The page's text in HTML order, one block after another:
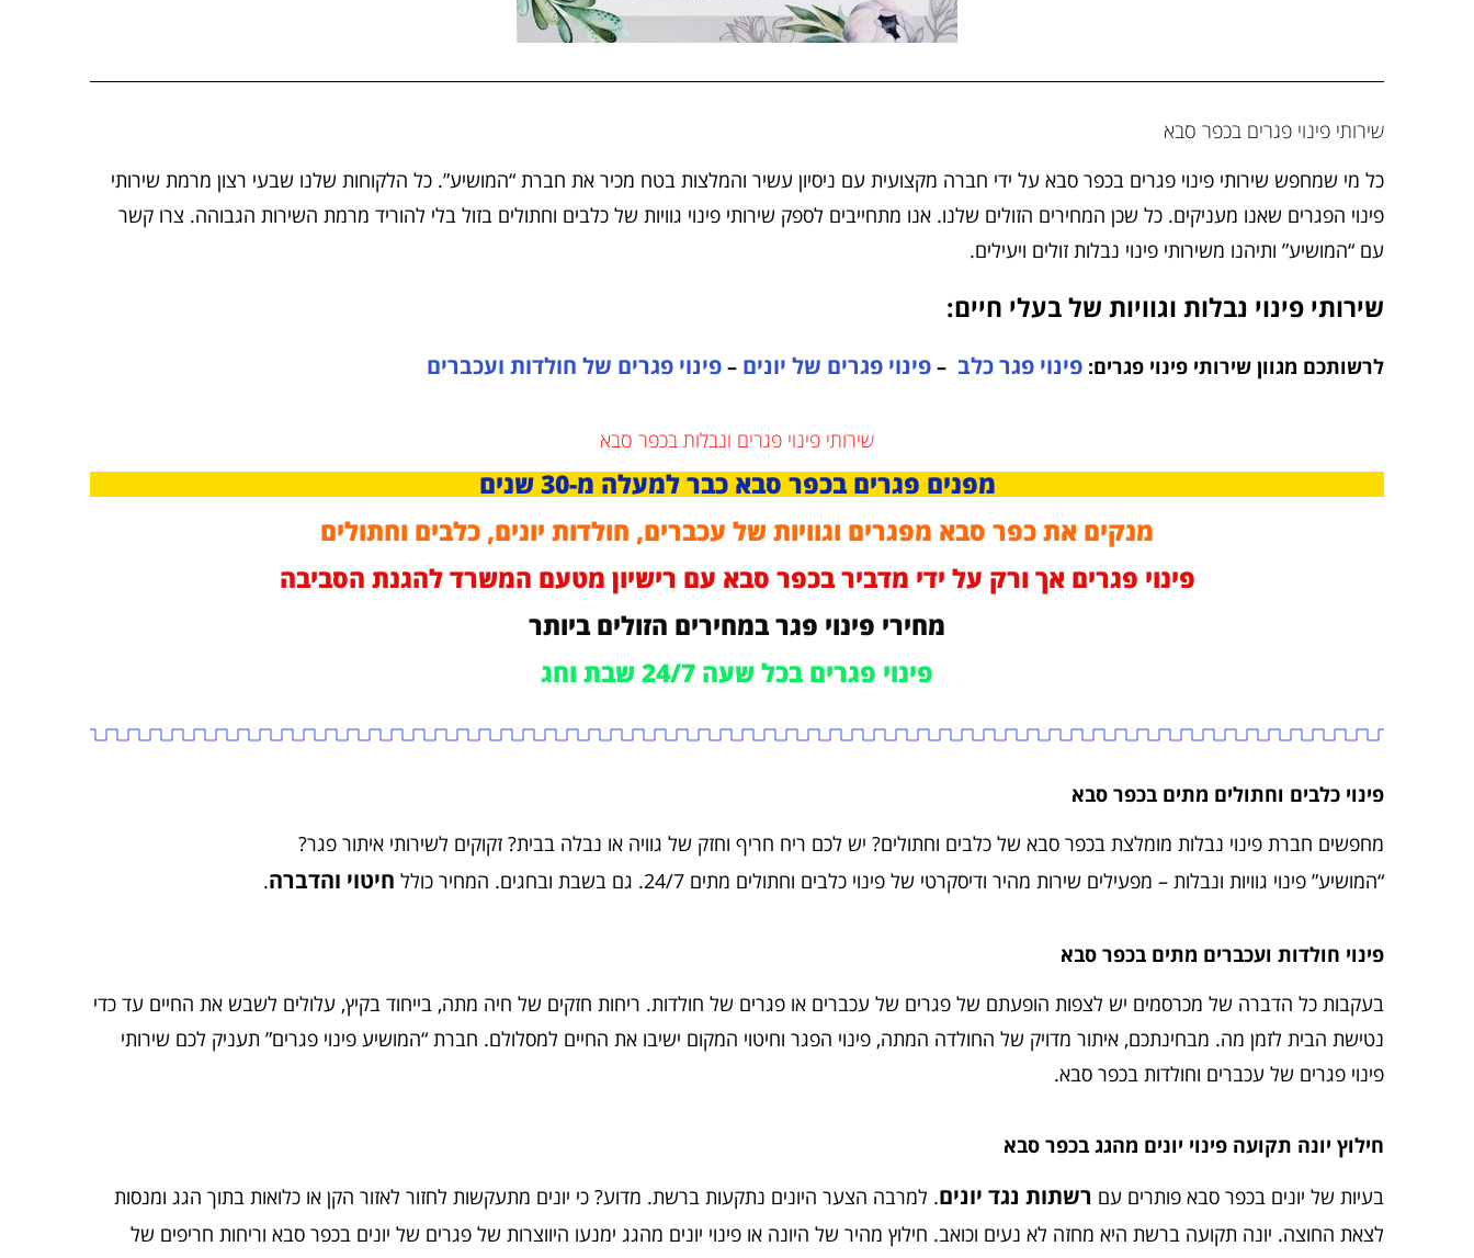
שירותי פינוי פגרים בכפר סבא
כל מי שמחפש שירותי פינוי פגרים בכפר סבא על ידי חברה מקצועית עם ניסיון עשיר והמלצות בטח מכיר את חברת “המושיע”. כל הלקוחות שלנו שבעי רצון מרמת שירותי
פינוי הפגרים שאנו מעניקים. כל שכן המחירים הזולים שלנו. אנו מתחייבים לספק שירותי פינוי גוויות של כלבים וחתולים בזול בלי להוריד מרמת השירות הגבוהה. צרו קשר
עם “המושיע” ותיהנו משירותי פינוי נבלות זולים ויעילים.
שירותי פינוי נבלות וגוויות של בעלי חיים:
לרשותכם מגוון שירותי פינוי פגרים: פינוי פגר כלב – פינוי פגרים של יונים – פינוי פגרים של חולדות ועכברים
שירותי פינוי פגרים ונבלות בכפר סבא
מפנים פגרים בכפר סבא כבר למעלה מ-30 שנים
מנקים את כפר סבא מפגרים וגוויות של עכברים, חולדות יונים, כלבים וחתולים
פינוי פגרים אך ורק על ידי מדביר בכפר סבא עם רישיון מטעם המשרד להגנת הסביבה
מחירי פינוי פגר במחירים הזולים ביותר
פינוי פגרים בכל שעה 24/7 שבת וחג
פינוי כלבים וחתולים מתים בכפר סבא
מחפשים חברת פינוי נבלות מומלצת בכפר סבא של כלבים וחתולים? יש לכם ריח חריף וחזק של גוויה או נבלה בבית? זקוקים לשירותי איתור פגר?
“המושיע” פינוי גוויות ונבלות – מפעילים שירות מהיר ודיסקרטי של פינוי כלבים וחתולים מתים 24/7. גם בשבת ובחגים. המחיר כולל
חיטוי והדברה.
פינוי חולדות ועכברים מתים בכפר סבא
בעקבות כל הדברה של מכרסמים יש לצפות הופעתם של פגרים של עכברים או פגרים של חולדות. ריחות חזקים של חיה מתה, בייחוד בקיץ, עלולים לשבש את החיים עד כדי
נטישת הבית לזמן מה. מבחינתכם, איתור מדויק של החולדה המתה, פינוי הפגר וחיטוי המקום ישיבו את החיים למסלולם. חברת “המושיע פינוי פגרים” תעניק לכם שירותי
פינוי פגרים של עכברים וחולדות בכפר סבא.
חילוץ יונה תקועה פינוי יונים מהגג בכפר סבא
בעיות של יונים בכפר סבא פותרים עם רשתות נגד יונים. למרבה הצער היונים נתקעות ברשת. מדוע? כי יונים מתעקשות לחזור לאזור הקן או כלואות בתוך הגג ומנסות
לצאת החוצה. יונה תקועה ברשת היא מחזה לא נעים וכואב. חילוץ מהיר של היונה או פינוי יונים מהגג ימנעו היווצרות של פגרים של יונים בכפר סבא וריחות חריפים של